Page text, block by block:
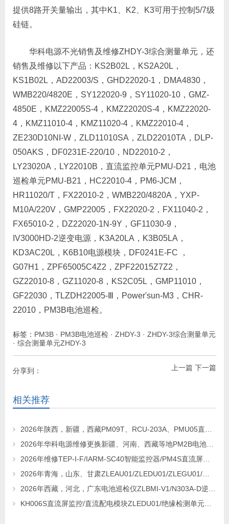
提供8路开关量输出，其中K1、K2、K3可用于控制5/7级
硅链。
华科电源不光销售及维修ZHDY-3综合测量单元，还
销售及维修以下产品：KS2B02L，KS2A20L，
KS1B02L，AD22003/S，GHD22020-1，DMA4830，
WMB220/4820E，SY122020-9，SY11020-10，GMZ-
4850E，KMZ22005S-4，KMZ22020S-4，KMZ22020-
4，KMZ11010-4，KMZ11020-4，KMZ22010-4，
ZE230D10NI-W，ZLD11010SA，ZLD22010TA，DLP-
050AKS，DF0231E-220/10，ND22010-2，
LY23020A，LY22010B，直流监控单元PMU-D21，电池
巡检单元PMU-B21，HC22010-4，PM6-JCM，
HR11020/T，FX22010-2，WMB220/4820A，YXP-
M10A/220V，GMP22005，FX22020-2，FX11040-2，
FX65010-2，DZ22020-1N-9Y，GF11030-9，
IV3000HD-2逆变电源，K3A20LA，K3B05LA，
KD3AC20L，K6B10电源模块，DF0241E-FC ，
G07H1，ZPF65005C4Z2，ZPF22015Z7Z2，
GZ22010-8，GZ11020-8，KS2C05L，GMP11010，
GF22030，TLZDH22005-Ⅲ，Power'sun-M3，CHR-
22010，PM3B电池巡检。
标签： PM3B · PM3B电池巡检 · ZHDY-3 · ZHDY-3综合测量单元
· 综合测量单元ZHDY-3
上一篇 下一篇
分享到：
相关推荐